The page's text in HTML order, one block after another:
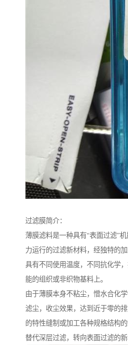
过滤膜简介：
薄膜滤料是一种具有“表面过滤”
力运行的过滤新材料，经独特的
具有不同使用温度，不同抗化学
能的组织或非织物基料上。
由于薄膜本身不粘尘，憎水合化
滤尘，收尘效果，达到近于零的
的特性缝制或加工各种规格结构的
替代深层过滤，转向表面过滤的新